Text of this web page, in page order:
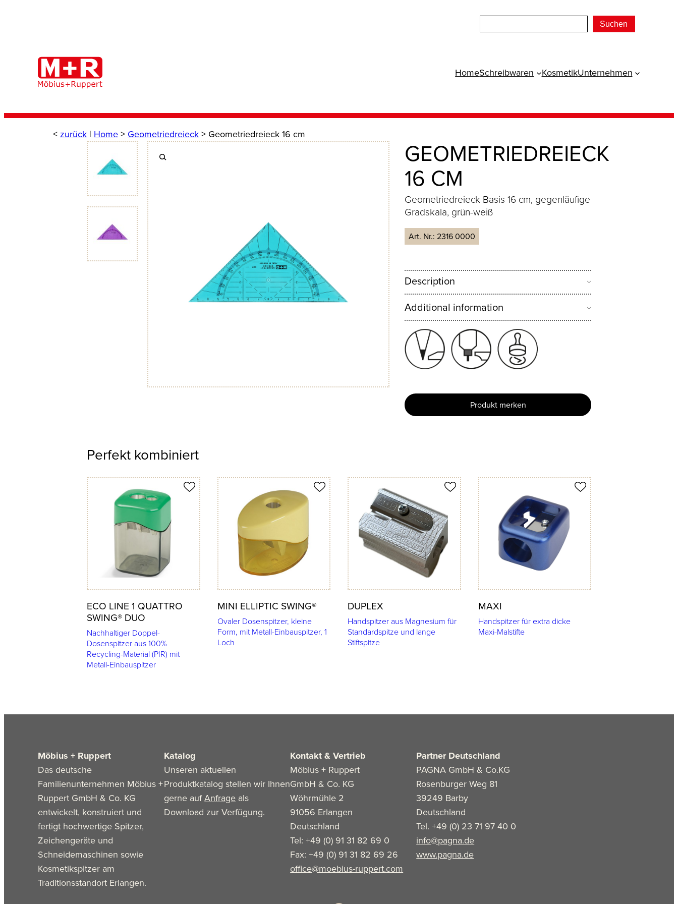
Suchen
HomeSchreibwaren KosmetikUnternehmen
< zurück| Home> Geometriedreieck> Geometriedreieck 16 cm
GEOMETRIEDREIECK
16 CM
Geometriedreieck Basis 16 cm, gegenläufige
Gradskala, grün-weiß
Art. Nr.: 2316 0000
Description
Additional information
Produkt merken
Perfekt kombiniert
ECO LINE 1 QUATTRO
SWING® DUO
Nachhaltiger Doppel-
Dosenspitzer aus 100%
Recycling-Material (PIR) mit
Metall-Einbauspitzer
Produkt merken
MINI ELLIPTIC SWING®
Ovaler Dosenspitzer, kleine
Form, mit Metall-Einbauspitzer, 1
Loch
Produkt merken
DUPLEX
Handspitzer aus Magnesium für
Standardspitze und lange
Stiftspitze
Produkt merken
MAXI
Handspitzer für extra dicke
Maxi-Malstifte
Produkt merken
Möbius + Ruppert
Das deutsche
Familienunternehmen Möbius +
Ruppert GmbH & Co. KG
entwickelt, konstruiert und
fertigt hochwertige Spitzer,
Zeichengeräte und
Schneidemaschinen sowie
Kosmetikspitzer am
Traditionsstandort Erlangen.
Katalog
Unseren aktuellen
Produktkatalog stellen wir Ihnen
gerne aufAnfrage als
Download zur Verfügung.
Kontakt & Vertrieb
Möbius + Ruppert
GmbH & Co. KG
Wöhrmühle 2
91056 Erlangen
Deutschland
Tel: +49 (0) 91 31 82 69 0
Fax: +49 (0) 91 31 82 69 26
office@moebius-ruppert.com
Partner Deutschland
PAGNA GmbH & Co.KG
Rosenburger Weg 81
39249 Barby
Deutschland
Tel. +49 (0) 23 71 97 40 0
info@pagna.de
www.pagna.de